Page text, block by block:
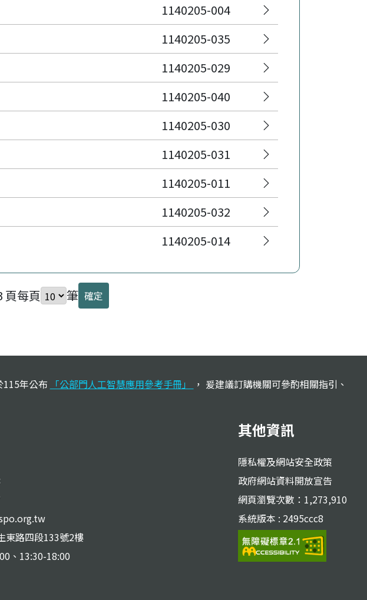
1140205-004
1140205-035
1140205-029
1140205-040
1140205-030
1140205-031
1140205-011
1140205-032
1140205-014
頁每頁 筆 確定
115年公布 「公部門人工智慧應用參考手冊」
， 爰建議訂購機關可參酌相關指引、
東路四段133號2樓
、13:30-18:00
其他資訊
隱私權及網站安全政策
政府網站資料開放宣告
網頁瀏覽次數：1,273,910
系統版本 : 2495ccc8